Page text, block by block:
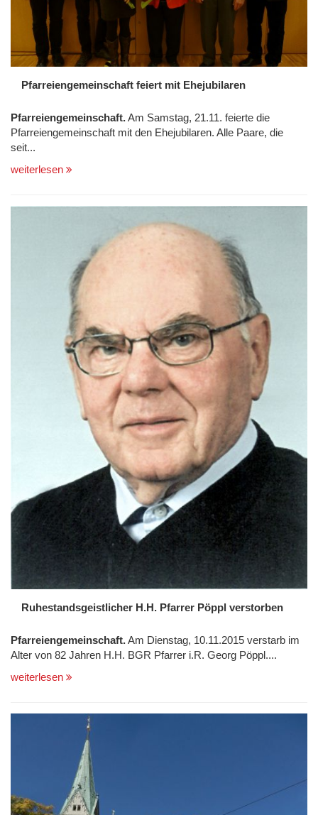
Pfarreiengemeinschaft feiert mit Ehejubilaren
Pfarreiengemeinschaft.Am Samstag, 21.11. feierte die
Pfarreiengemeinschaft mit den Ehejubilaren. Alle Paare, die
seit...
weiterlesen
Ruhestandsgeistlicher H.H. Pfarrer Pöppl verstorben
Pfarreiengemeinschaft.Am Dienstag, 10.11.2015 verstarb im
Alter von 82 Jahren H.H. BGR Pfarrer i.R. Georg Pöppl....
weiterlesen